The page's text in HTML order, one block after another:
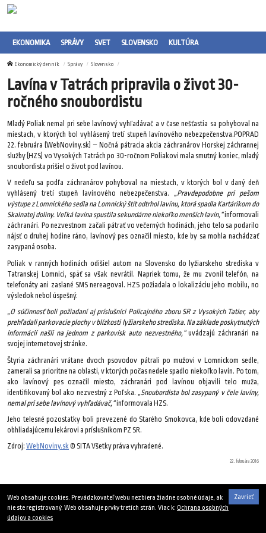
EKONOMIKA SPRÁVY SVET SLOVENSKO KULTÚRA
Ekonomický denník Správy Slovensko
Lavína v Tatrách pripravila o život 30-
ročného snoubordistu
Mladý Poliak nemal pri sebe lavínový vyhľadávač a v čase nešťastia sa pohyboval na
miestach, v ktorých bol vyhlásený tretí stupeň lavínového nebezpečenstva.POPRAD
22. februára (WebNoviny.sk) – Nočná pátracia akcia záchranárov Horskej záchrannej
služby (HZS) vo Vysokých Tatrách po 30-ročnom Poliakovi mala smutný koniec, mladý
snoubordista prišiel o život pod lavínou.
V nedeľu sa podľa záchranárov pohyboval na miestach, v ktorých bol v daný deň
vyhlásený tretí stupeň lavínového nebezpečenstva. „Pravdepodobne pri pešom
výstupe z Lomnického sedla na Lomnický štít odtrhol lavínu, ktorá spadla Kartárikom do
Skalnatej doliny. Veľká lavína spustila sekundárne niekoľko menších lavín,“informovali
záchranári. Po nezvestnom začali pátrať vo večerných hodinách, jeho telo sa podarilo
nájsť o druhej hodine ráno, lavínový pes označil miesto, kde by sa mohla nachádzať
zasypaná osoba.
Poliak v ranných hodinách odišiel autom na Slovensko do lyžiarskeho strediska v
Tatranskej Lomnici, späť sa však nevrátil. Napriek tomu, že mu zvonil telefón, na
telefonáty ani zaslané SMS nereagoval. HZS požiadala o lokalizáciu jeho mobilu, no
výsledok nebol úspešný.
„O súčinnosť boli požiadaní aj príslušníci Policajného zboru SR z Vysokých Tatier, aby
prehľadali parkovacie plochy v blízkosti lyžiarskeho strediska. Na základe poskytnutých
informácií našli na jednom z parkovísk auto nezvestného,“uvádzajú záchranári na
svojej internetovej stránke.
Štyria záchranári vrátane dvoch psovodov pátrali po mužovi v Lomnickom sedle,
zamerali sa prioritne na oblasti, v ktorých počas nedele spadlo niekoľko lavín. Po tom,
ako lavínový pes označil miesto, záchranári pod lavínou objavili telo muža,
identifikovaný bol ako nezvestný z Poľska. „Snoubordista bol zasypaný v čele lavíny,
nemal pri sebe lavínový vyhľadávač,“informovala HZS.
Jeho telesné pozostatky boli prevezené do Starého Smokovca, kde boli odovzdané
obhliadajúcemu lekárovi a príslušníkom PZ SR.
Zdroj: WebNoviny.sk© SITA Všetky práva vyhradené.
22. februára 2016
Zavrieť
Web obsahuje cookies. Prevádzkovateľ webu nezbiera žiadne osobné údaje, ak
nie ste registrovaný. Web obsahuje prvky tretích strán. Viac k: Ochrana osobných
údajov a cookies